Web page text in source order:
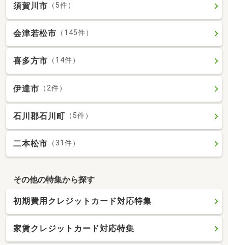
須賀川市 （5件）
会津若松市 （145件）
喜多方市 （14件）
伊達市 （2件）
石川郡石川町 （5件）
二本松市 （31件）
その他の特集から探す
初期費用クレジットカード対応特集
家賃クレジットカード対応特集